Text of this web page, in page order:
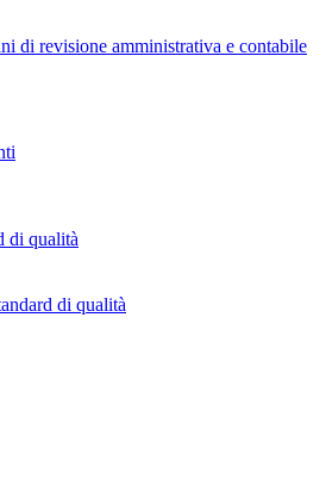
di revisione amministrativa e contabile
di qualità
di qualità